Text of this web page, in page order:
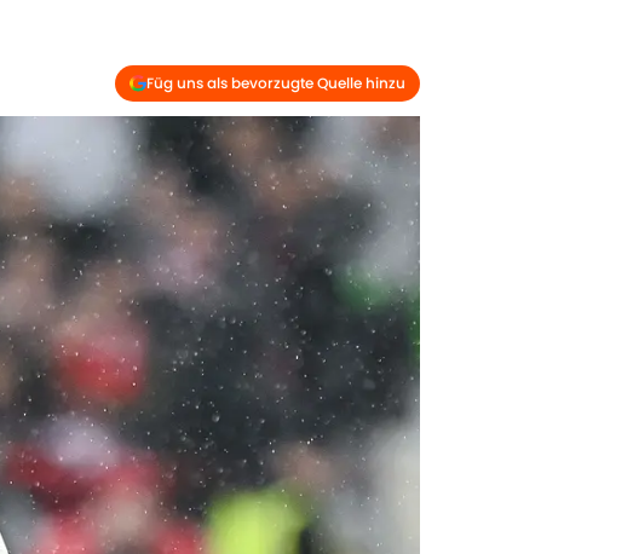
Füg uns als bevorzugte Quelle hinzu